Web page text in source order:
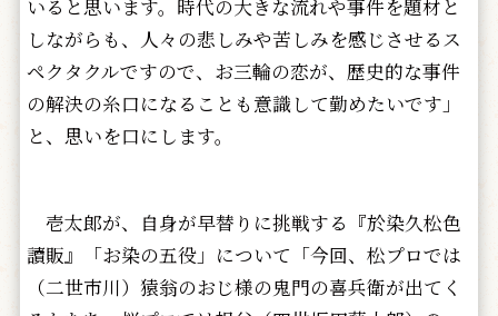
いると思います。時代の大きな流れや事件を題材と
しながらも、人々の悲しみや苦しみを感じさせるス
ペクタクルですので、お三輪の恋が、歴史的な事件
の解決の糸口になることも意識して勤めたいです」
と、思いを口にします。
壱太郎が、自身が早替りに挑戦する『於染久松色
讀販』「お染の五役」について「今回、松プロでは
（二世市川）猿翁のおじ様の鬼門の喜兵衛が出てく